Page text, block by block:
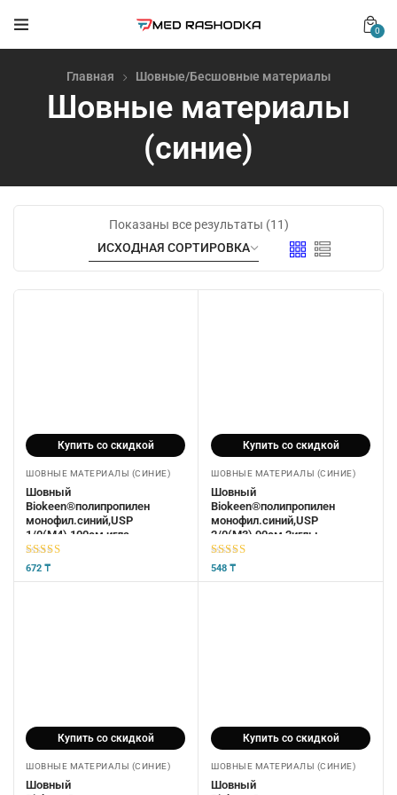
0
Главная Шовные/Бесшовные материалы
Шовные материалы
(синие)
Показаны все результаты (11)
Купить со скидкой
ШОВНЫЕ МАТЕРИАЛЫ (СИНИЕ)
Шовный
Biokeen®полипропилен
монофил.синий,USP
1/0(М4),100см,игла
кол.40мм,1/2,нерас.стер
5из 5
672 ₸
Купить со скидкой
ШОВНЫЕ МАТЕРИАЛЫ (СИНИЕ)
Шовный
Biokeen®полипропилен
монофил.синий,USP
2/0(М3),90см,2иглы
кол.30мм,1/2,нерас.стер
5из 5
548 ₸
Купить со скидкой
ШОВНЫЕ МАТЕРИАЛЫ (СИНИЕ)
Шовный
Купить со скидкой
ШОВНЫЕ МАТЕРИАЛЫ (СИНИЕ)
Шовный